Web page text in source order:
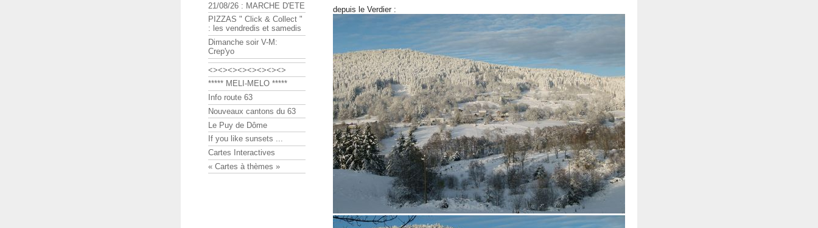
depuis le Verdier :
21/08/26 : MARCHE D'ETE
PIZZAS " Click & Collect "
: les vendredis et samedis
Dimanche soir V-M:
Crep'yo
<><><><><><><><>
***** MELI-MELO *****
Info route 63
Nouveaux cantons du 63
Le Puy de Dôme
If you like sunsets ...
Cartes Interactives
« Cartes à thèmes »